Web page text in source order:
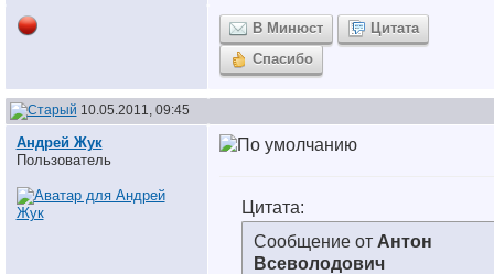
В Минюст
Цитата
Спасибо
10.05.2011, 09:45
Андрей Жук
Пользователь
Цитата:
Сообщение от Антон
Всеволодович